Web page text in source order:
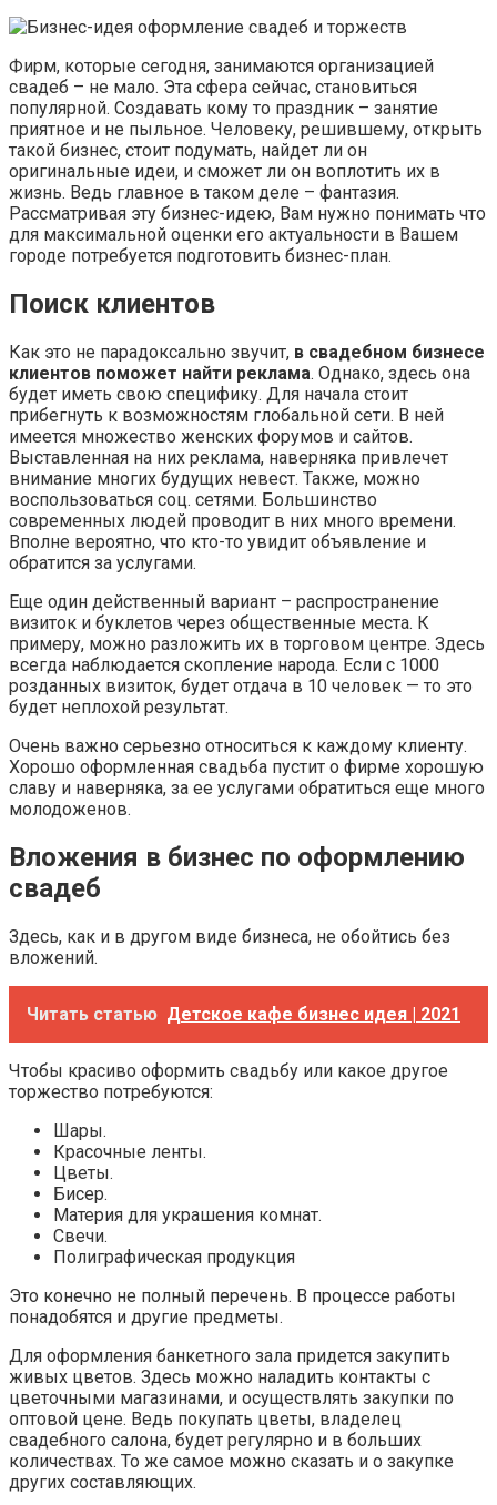
Фирм, которые сегодня, занимаются организацией
свадеб – не мало. Эта сфера сейчас, становиться
популярной. Создавать кому то праздник – занятие
приятное и не пыльное. Человеку, решившему, открыть
такой бизнес, стоит подумать, найдет ли он
оригинальные идеи, и сможет ли он воплотить их в
жизнь. Ведь главное в таком деле – фантазия.
Рассматривая эту бизнес-идею, Вам нужно понимать что
для максимальной оценки его актуальности в Вашем
городе потребуется подготовить бизнес-план.
Поиск клиентов
Как это не парадоксально звучит, в свадебном бизнесе
клиентов поможет найти реклама. Однако, здесь она
будет иметь свою специфику. Для начала стоит
прибегнуть к возможностям глобальной сети. В ней
имеется множество женских форумов и сайтов.
Выставленная на них реклама, наверняка привлечет
внимание многих будущих невест. Также, можно
воспользоваться соц. сетями. Большинство
современных людей проводит в них много времени.
Вполне вероятно, что кто-то увидит объявление и
обратится за услугами.
Еще один действенный вариант – распространение
визиток и буклетов через общественные места. К
примеру, можно разложить их в торговом центре. Здесь
всегда наблюдается скопление народа. Если с 1000
розданных визиток, будет отдача в 10 человек — то это
будет неплохой результат.
Очень важно серьезно относиться к каждому клиенту.
Хорошо оформленная свадьба пустит о фирме хорошую
славу и наверняка, за ее услугами обратиться еще много
молодоженов.
Вложения в бизнес по оформлению
свадеб
Здесь, как и в другом виде бизнеса, не обойтись без
вложений.
Читать статью Детское кафе бизнес идея | 2021
Чтобы красиво оформить свадьбу или какое другое
торжество потребуются:
Шары.
Красочные ленты.
Цветы.
Бисер.
Материя для украшения комнат.
Свечи.
Полиграфическая продукция
Это конечно не полный перечень. В процессе работы
понадобятся и другие предметы.
Для оформления банкетного зала придется закупить
живых цветов. Здесь можно наладить контакты с
цветочными магазинами, и осуществлять закупки по
оптовой цене. Ведь покупать цветы, владелец
свадебного салона, будет регулярно и в больших
количествах. То же самое можно сказать и о закупке
других составляющих.